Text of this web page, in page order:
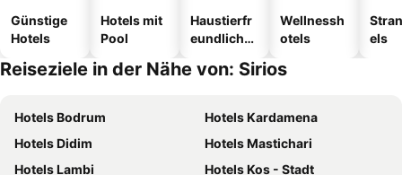
Günstige
Hotels
Hotels mit
Pool
Haustierfr
eundliche
Wellnessh
otels
els
Reiseziele in der Nähe von: Sirios
Hotels Bodrum
Hotels Kardamena
Hotels Didim
Hotels Mastichari
Hotels Lambi
Hotels Kos - Stadt